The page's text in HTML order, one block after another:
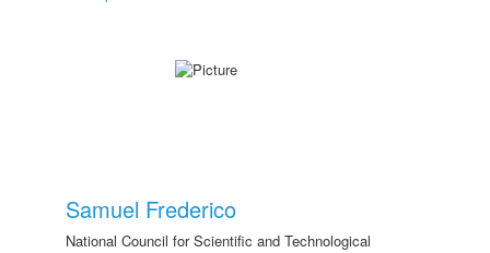
Samuel Frederico
National Council for Scientific and Technological